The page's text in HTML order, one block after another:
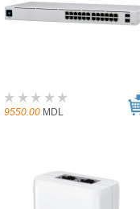
9550.00 MDL